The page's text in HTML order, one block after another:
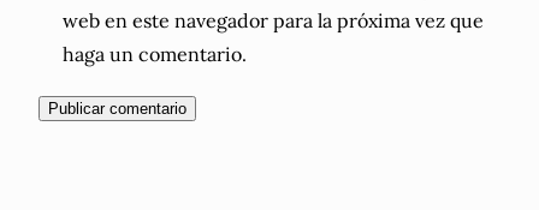
web en este navegador para la próxima vez que
haga un comentario.